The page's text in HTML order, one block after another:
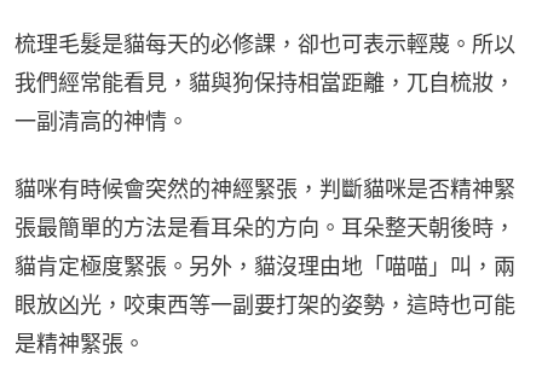
梳理毛髮是貓每天的必修課，卻也可表示輕蔑。所以
我們經常能看見，貓與狗保持相當距離，兀自梳妝，
一副清高的神情。
貓咪有時候會突然的神經緊張，判斷貓咪是否精神緊
張最簡單的方法是看耳朵的方向。耳朵整天朝後時，
貓肯定極度緊張。另外，貓沒理由地「喵喵」叫，兩
眼放凶光，咬東西等一副要打架的姿勢，這時也可能
是精神緊張。